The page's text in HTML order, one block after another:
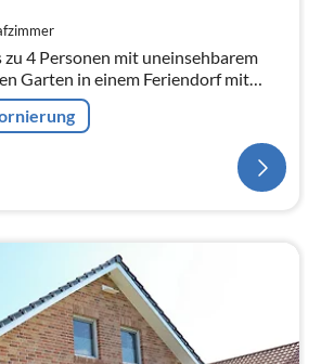
zu 4 Personen mit uneinsehbarem
Garten in einem Feriendorf mit
und Boot fahren.